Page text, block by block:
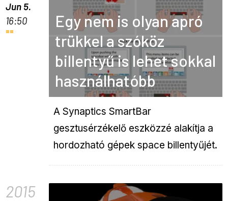
Jun 5.
16:50
Egy nem is olyan apró
trükkel a szóköz
billentyű is lehet sokkal
használhatóbb
A Synaptics SmartBar
gesztusérzékelő eszközzé alakítja a
hordozható gépek space billentyűjét.
2015